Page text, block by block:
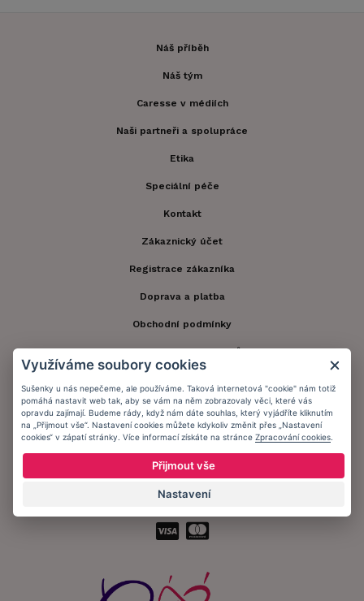
Náš příběh
Náš tým
Caresse v médiích
Naši partneři a spolupráce
Etika
Speciální péče
Kontakt
Zákaznický účet
Registrace zákazníka
Doprava a platba
Obchodní podmínky
Ochrana osobních údajů
Zůstaňte s námi v kontaktu.
Přijímáme platby:
Využíváme soubory cookies
Sušenky u nás nepečeme, ale používáme. Taková internetová "cookie" nám totiž
pomáhá nastavit web tak, aby se vám na něm zobrazovaly věci, které vás
opravdu zajímají. Budeme rády, když nám dáte souhlas, který vyjádříte kliknutím
na „Přijmout vše“. Nastavení cookies můžete kdykoliv změnit přes „Nastavení
cookies“ v zápatí stránky. Více informací získáte na stránce Zpracování cookies
Přijmout vše
Nastavení